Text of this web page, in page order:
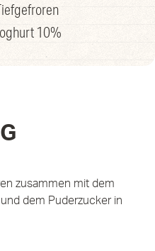
10%
zusammen mit dem
dem Puderzucker in